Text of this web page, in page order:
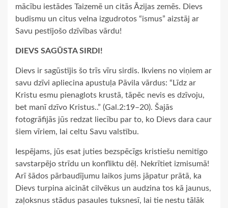
mācību iestādes Taizemē un citās Āzijas zemēs. Dievs
budismu un citus velna izgudrotos “ismus” aizstāj ar
Savu pestījošo dzīvības vārdu!
DIEVS SAGŪSTA SIRDI!
Dievs ir sagūstījis šo trīs vīru sirdis. Ikviens no viņiem ar
savu dzīvi apliecina apustuļa Pāvila vārdus: “Līdz ar
Kristu esmu pienaglots krustā, tāpēc nevis es dzīvoju,
bet manī dzīvo Kristus..” (Gal.2:19–20). Šajās
fotogrāfijās jūs redzat liecību par to, ko Dievs dara caur
šiem vīriem, lai celtu Savu valstību.
Iespējams, jūs esat juties bezspēcīgs kristiešu nemitīgo
savstarpējo strīdu un konfliktu dēļ. Nekrītiet izmisumā!
Arī šādos pārbaudījumu laikos jums jāpatur prātā, ka
Dievs turpina aicināt cilvēkus un audzina tos kā jaunus,
zaļoksnus stādus pasaules tuksnesī, lai tie nestu tālāk